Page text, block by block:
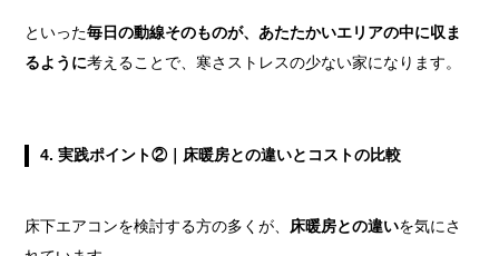
といった毎日の動線そのものが、あたたかいエリアの中に収ま
るように考えることで、寒さストレスの少ない家になります。
4. 実践ポイント②｜床暖房との違いとコストの比較
床下エアコンを検討する方の多くが、 床暖房との違いを気にさ